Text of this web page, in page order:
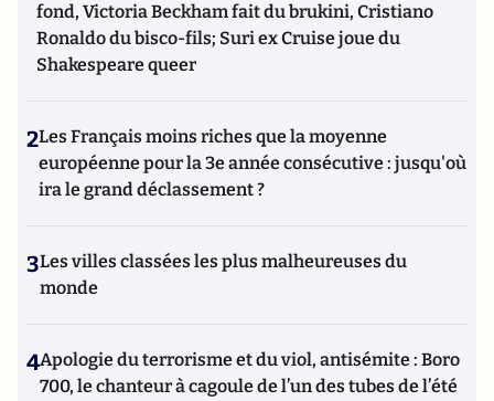
fond, Victoria Beckham fait du brukini, Cristiano
Ronaldo du bisco-fils; Suri ex Cruise joue du
Shakespeare queer
2Les Français moins riches que la moyenne
européenne pour la 3e année consécutive : jusqu'où
ira le grand déclassement ?
3Les villes classées les plus malheureuses du
monde
4Apologie du terrorisme et du viol, antisémite : Boro
700, le chanteur à cagoule de l’un des tubes de l’été